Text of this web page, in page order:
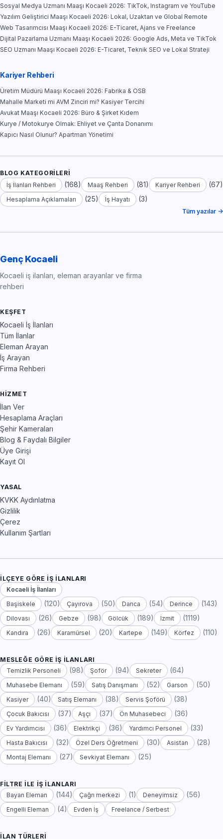
Sosyal Medya Uzmanı Maaşı Kocaeli 2026: TikTok, Instagram ve YouTube
Yazılım Geliştirici Maaşı Kocaeli 2026: Lokal, Uzaktan ve Global Remote
Web Tasarımcısı Maaşı Kocaeli 2026: E-Ticaret, Ajans ve Freelance
Dijital Pazarlama Uzmanı Maaşı Kocaeli 2026: Google Ads, Meta ve TikTok
SEO Uzmanı Maaşı Kocaeli 2026: E-Ticaret, Teknik SEO ve Lokal Strateji
Kariyer Rehberi
Üretim Müdürü Maaşı Kocaeli 2026: Fabrika & OSB
Mahalle Marketi mi AVM Zinciri mi? Kasiyer Tercihi
Avukat Maaşı Kocaeli 2026: Büro & Şirket Kıdem
Kurye / Motokurye Olmak: Ehliyet ve Çanta Donanımı
Kapıcı Nasıl Olunur? Apartman Yönetimi
BLOG KATEGORILERI
İş İlanları Rehberi
(168) Maaş Rehberi (81) Kariyer Rehberi (67)
Hesaplama Açıklamaları (25) İş Hayatı (3)
Tüm yazılar →
Genç Kocaeli
Kocaeli iş ilanları, eleman arayanlar ve firma
rehberi
KEŞFET
Kocaeli İş İlanları
Tüm İlanlar
Eleman Arayan
İş Arayan
Firma Rehberi
HIZMET
İlan Ver
Hesaplama Araçları
Şehir Kameraları
Blog & Faydalı Bilgiler
Üye Girişi
Kayıt Ol
YASAL
KVKK Aydınlatma
Gizlilik
Çerez
Kullanım Şartları
İLÇEYE GÖRE İŞ İLANLARI
Kocaeli İş İlanları
Başiskele
(120) Çayırova (50) Darıca (54) Derince (143)
Dilovası (26) Gebze (98) Gölcük (189) İzmit (1119)
Kandıra (26) Karamürsel (20) Kartepe (149) Körfez (110)
MESLEĞE GÖRE İŞ İLANLARI
Temizlik Personeli
(98) Şoför (94) Sekreter (64)
Muhasebe Elemanı (59) Satış Danışmanı (52) Garson (50)
Kasiyer (40) Satış Elemanı (38) Servis Şoförü (38)
Çocuk Bakıcısı (37) Aşçı (37) Ön Muhasebeci (36)
Ev Yardımcısı (36) Elektrikçi (36) Yardımcı Personel (33)
Hasta Bakıcısı (32) Özel Ders Öğretmeni (30) Asistan (28)
Montaj Elemanı (27) Sevkiyat Elemanı (25)
FILTRE ILE İŞ İLANLARI
Bayan Eleman
(144) Çağrı merkezi (1) Deneyimsiz (56)
Engelli Eleman (4) Evden İş Freelance / Serbest
İLAN TÜRLERI